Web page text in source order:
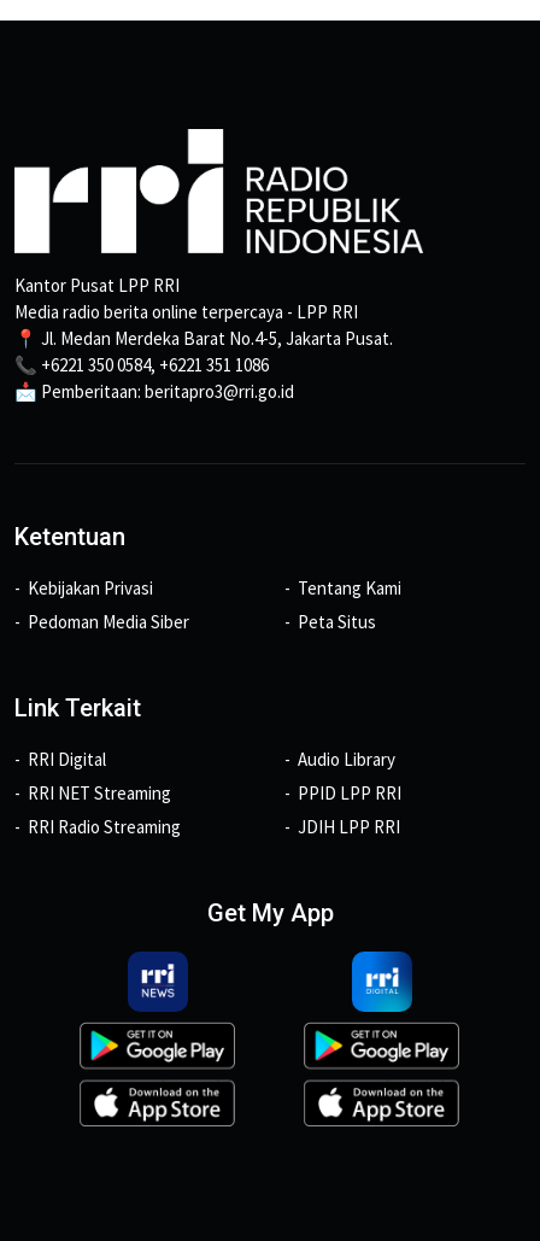
Kantor Pusat LPP RRI
Media radio berita online terpercaya - LPP RRI
📍 Jl. Medan Merdeka Barat No.4-5, Jakarta Pusat.
📞 +6221 350 0584, +6221 351 1086
📩 Pemberitaan: beritapro3@rri.go.id
Ketentuan
Kebijakan Privasi
Pedoman Media Siber
Tentang Kami
Peta Situs
Link Terkait
RRI Digital
RRI NET Streaming
RRI Radio Streaming
Audio Library
PPID LPP RRI
JDIH LPP RRI
Get My App